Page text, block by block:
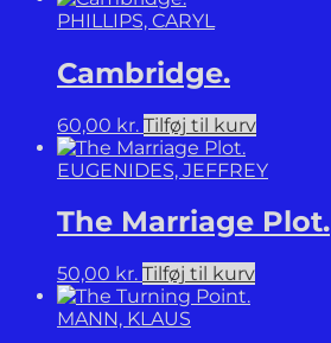
PHILLIPS, CARYL
Cambridge.
60,00 kr. Tilføj til kurv
EUGENIDES, JEFFREY
The Marriage Plot.
50,00 kr. Tilføj til kurv
MANN, KLAUS